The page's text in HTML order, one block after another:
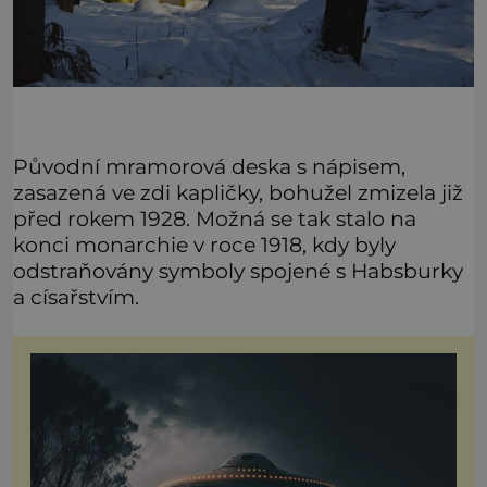
Původní mramorová deska s nápisem,
zasazená ve zdi kapličky, bohužel zmizela již
před rokem 1928. Možná se tak stalo na
konci monarchie v roce 1918, kdy byly
odstraňovány symboly spojené s Habsburky
a císařstvím.